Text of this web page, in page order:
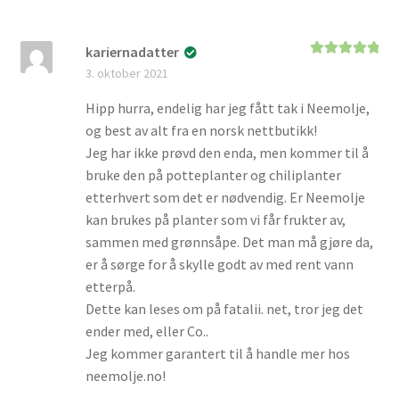
kariernadatter
3. oktober 2021
Hipp hurra, endelig har jeg fått tak i Neemolje,
og best av alt fra en norsk nettbutikk!
Jeg har ikke prøvd den enda, men kommer til å
bruke den på potteplanter og chiliplanter
etterhvert som det er nødvendig. Er Neemolje
kan brukes på planter som vi får frukter av,
sammen med grønnsåpe. Det man må gjøre da,
er å sørge for å skylle godt av med rent vann
etterpå.
Dette kan leses om på fatalii. net, tror jeg det
ender med, eller Co..
Jeg kommer garantert til å handle mer hos
neemolje.no!